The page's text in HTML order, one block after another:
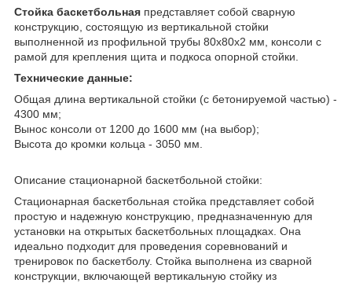
Стойка баскетбольная представляет собой сварную
конструкцию, состоящую из вертикальной стойки
выполненной из профильной трубы 80х80х2 мм, консоли с
рамой для крепления щита и подкоса опорной стойки.
Технические данные:
Общая длина вертикальной стойки (с бетонируемой частью) -
4300 мм;
Вынос консоли от 1200 до 1600 мм (на выбор);
Высота до кромки кольца - 3050 мм.
Описание стационарной баскетбольной стойки:
Стационарная баскетбольная стойка представляет собой
простую и надежную конструкцию, предназначенную для
установки на открытых баскетбольных площадках. Она
идеально подходит для проведения соревнований и
тренировок по баскетболу. Стойка выполнена из сварной
конструкции, включающей вертикальную стойку из